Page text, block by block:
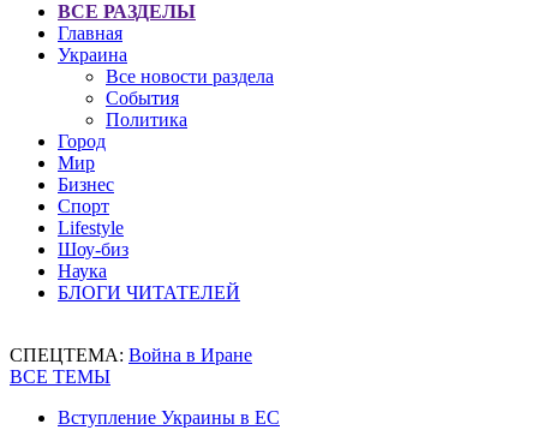
ВСЕ РАЗДЕЛЫ
Главная
Украина
Все новости раздела
События
Политика
Город
Мир
Бизнес
Спорт
Lifestyle
Шоу-биз
Наука
БЛОГИ ЧИТАТЕЛЕЙ
СПЕЦТЕМА: Война в Иране
ВСЕ ТЕМЫ
Вступление Украины в ЕС